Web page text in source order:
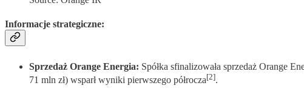
Informacje strategiczne:
Sprzedaż Orange Energia: Spółka sfinalizowała sprzedaż Orange
71 mln zł) wsparł wyniki pierwszego półrocza[2].